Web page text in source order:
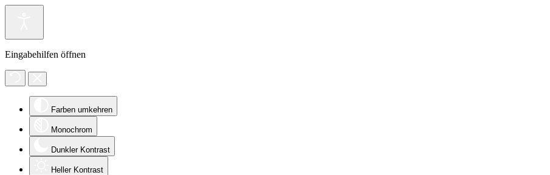
Eingabehilfen öffnen
Farben umkehren
Monochrom
Dunkler Kontrast
Heller Kontrast